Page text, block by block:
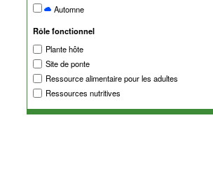
Automne
Rôle fonctionnel
Plante hôte
Site de ponte
Ressource alimentaire pour les adultes
Ressources nutritives